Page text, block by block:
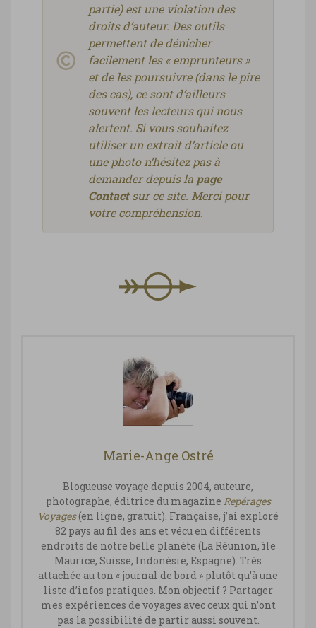
partie) est une violation des
droits d’auteur. Des outils
permettent de dénicher
facilement les « emprunteurs »
et de les poursuivre (dans le pire
des cas), ce sont d’ailleurs
souvent les lecteurs qui nous
alertent. Si vous souhaitez
utiliser un extrait d’article ou
une photo n’hésitez pas à
demander depuis la page
Contactsur ce site. Merci pour
votre compréhension.
Marie-Ange Ostré
Blogueuse voyage depuis 2004, auteure,
photographe, éditrice du magazine Repérages
Voyages(en ligne, gratuit). Française, j’ai exploré
82 pays au fil des ans et vécu en différents
endroits de notre belle planète (La Réunion, île
Maurice, Suisse, Indonésie, Espagne). Très
attachée au ton « journal de bord » plutôt qu’à une
liste d’infos pratiques. Mon objectif ? Partager
mes expériences de voyages avec ceux qui n’ont
pas la possibilité de partir aussi souvent.